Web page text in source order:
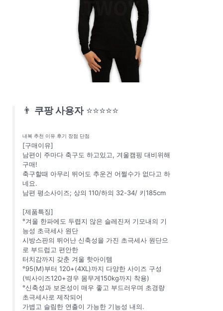
👨 쿠팡 사용자 ⭐⭐⭐⭐⭐
내복 추천 이유 후기 장점 단점
[구매이유]
남편이 주마다 축구도 하고있고, 겨울캠핑 대비위해
구매!
축구할때 아무리 뛰어도 추운건 어쩔수가 없다고 하
네요.
남편 평소사이즈; 상의 110/하의 32-34/ 키185cm
[제품특징]
°겨울 한파에도 두렵지 않은 슬레진저 기모내의 기
능성 초극세사 원단
시방스판의 뛰어난 신축성을 가진 초극세사 원단으
로 부드럽고 편안한
터치감까지 갖춘 겨울 핫아이템
°95(M)부터 120+(4XL)까지 다양한 사이즈 구성
(빅사이즈120+경우 몸무게150kg까지 착용)
°신축성과 보온성이 매우 좋고 부드러우며 초경량
초극세사로 제작되어
가볍고 슬림한 연출이 가능한 기능성 내의.